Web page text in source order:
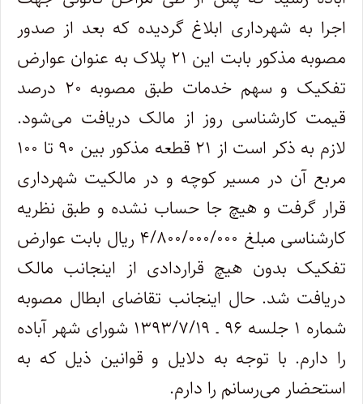
اجرا به شهرداری ابلاغ گردیده که بعد از صدور
مصوبه مذکور بابت این ۲۱ پلاک به عنوان عوارض
تفکیک و سهم خدمات طبق مصوبه ۲۰ درصد
قیمت کارشناسی روز از مالک دریافت می‌شود.
لازم به ذکر است از ۲۱ قطعه مذکور بین ۹۰ تا ۱۰۰
مربع آن در مسیر کوچه و در مالکیت شهرداری
قرار گرفت و هیچ جا حساب نشده و طبق نظریه
کارشناسی مبلغ ۴/۸۰۰/۰۰۰/۰۰۰ ریال بابت عوارض
تفکیک بدون هیچ قراردادی از اینجانب مالک
دریافت شد. حال اینجانب تقاضای ابطال مصوبه
شماره ۱ جلسه ۹۶ ـ ۱۳۹۳/۷/۱۹ شورای شهر آباده
را دارم. با توجه به دلایل و قوانین ذیل که به
استحضار می‌رسانم را دارم.